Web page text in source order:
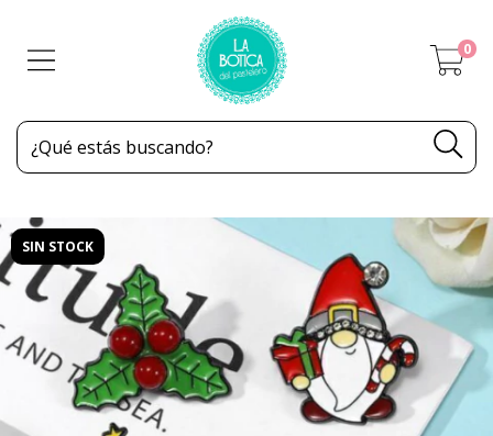
0
SIN STOCK